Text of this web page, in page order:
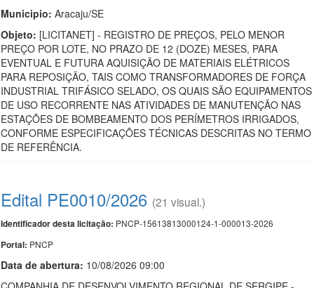
Municipio: Aracaju/SE
Objeto: [LICITANET] - REGISTRO DE PREÇOS, PELO MENOR
PREÇO POR LOTE, NO PRAZO DE 12 (DOZE) MESES, PARA
EVENTUAL E FUTURA AQUISIÇÃO DE MATERIAIS ELÉTRICOS
PARA REPOSIÇÃO, TAIS COMO TRANSFORMADORES DE FORÇA
INDUSTRIAL TRIFÁSICO SELADO, OS QUAIS SÃO EQUIPAMENTOS
DE USO RECORRENTE NAS ATIVIDADES DE MANUTENÇÃO NAS
ESTAÇÕES DE BOMBEAMENTO DOS PERÍMETROS IRRIGADOS,
CONFORME ESPECIFICAÇÕES TÉCNICAS DESCRITAS NO TERMO
DE REFERÊNCIA.
Edital PE0010/2026 (21 visual.)
Identificador desta licitação: PNCP-15613813000124-1-000013-2026
Portal: PNCP
Data de abertura: 10/08/2026 09:00